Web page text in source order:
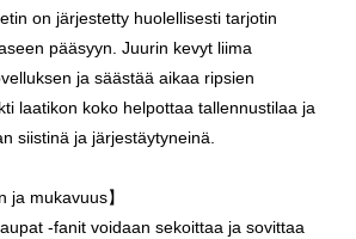
on järjestetty huolellisesti tarjotin
pääsyyn. Juurin kevyt liima
ja säästää aikaa ripsien
laatikon koko helpottaa tallennustilaa ja
siistinä ja järjestäytyneinä.
ja mukavuus】
-fanit voidaan sekoittaa ja sovittaa